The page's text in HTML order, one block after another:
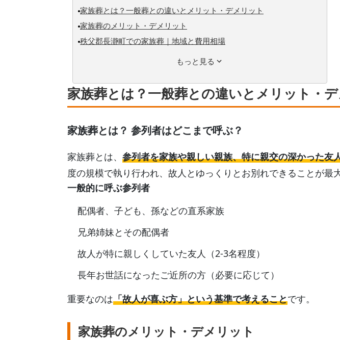
家族葬とは？一般葬との違いとメリット・デメリット
家族葬のメリット・デメリット
秩父郡長瀞町での家族葬｜地域と費用相場
もっと見る
家族葬とは？一般葬との違いとメリット・
家族葬とは？ 参列者はどこまで呼ぶ？
家族葬とは、 参列者を家族や親しい親族、特に親交の深かった友
度の規模で執り行われ、故人とゆっくりとお別れできることが最
一般的に呼ぶ参列者
配偶者、子ども、孫などの直系家族
兄弟姉妹とその配偶者
故人が特に親しくしていた友人（2-3名程度）
長年お世話になったご近所の方（必要に応じて）
重要なのは「故人が喜ぶ方」という基準で考えることです。
家族葬のメリット・デメリット